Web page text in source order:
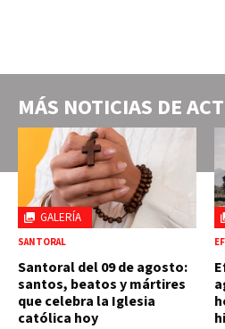
MÁS NOTICIAS DE
GALERÍA
SANTORAL
Santoral del 09 de agosto:
santos, beatos y mártires
que celebra la Iglesia
católica hoy